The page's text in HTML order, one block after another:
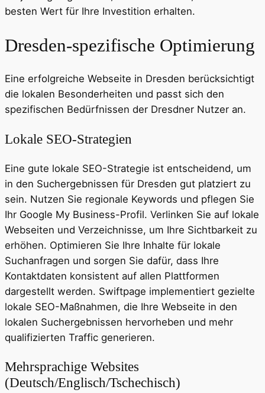
besten Wert für Ihre Investition erhalten.
Dresden-spezifische Optimierung
Eine erfolgreiche Webseite in Dresden berücksichtigt
die lokalen Besonderheiten und passt sich den
spezifischen Bedürfnissen der Dresdner Nutzer an.
Lokale SEO-Strategien
Eine gute lokale SEO-Strategie ist entscheidend, um
in den Suchergebnissen für Dresden gut platziert zu
sein. Nutzen Sie regionale Keywords und pflegen Sie
Ihr Google My Business-Profil. Verlinken Sie auf lokale
Webseiten und Verzeichnisse, um Ihre Sichtbarkeit zu
erhöhen. Optimieren Sie Ihre Inhalte für lokale
Suchanfragen und sorgen Sie dafür, dass Ihre
Kontaktdaten konsistent auf allen Plattformen
dargestellt werden. Swiftpage implementiert gezielte
lokale SEO-Maßnahmen, die Ihre Webseite in den
lokalen Suchergebnissen hervorheben und mehr
qualifizierten Traffic generieren.
Mehrsprachige Websites
(Deutsch/Englisch/Tschechisch)